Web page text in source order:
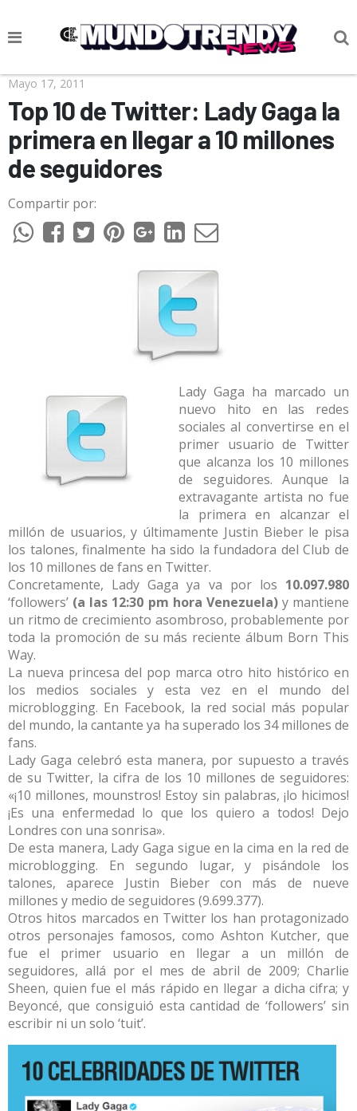
NOTICIAS
CULTURA POP
CIENCIA Y TECNOLOGÍA
VIDA
SOCIEDAD
CULTURIZANDO.COM
Mayo 17, 2011
Top 10 de Twitter: Lady Gaga la
primera en llegar a 10 millones
de seguidores
Compartir por:
Lady Gaga ha marcado un
nuevo hito en las redes
sociales al convertirse en el
primer usuario de Twitter
que alcanza los 10 millones
de seguidores. Aunque la
extravagante artista no fue
la primera en alcanzar el
millón de usuarios, y últimamente Justin Bieber le pisa
los talones, finalmente ha sido la fundadora del Club de
los 10 millones de fans en Twitter.
Concretamente, Lady Gaga ya va por los 10.097.980
‘followers’ (a las 12:30 pm hora Venezuela)y mantiene
un ritmo de crecimiento asombroso, probablemente por
toda la promoción de su más reciente álbum Born This
Way.
La nueva princesa del pop marca otro hito histórico en
los medios sociales y esta vez en el mundo del
microblogging. En Facebook, la red social más popular
del mundo, la cantante ya ha superado los 34 millones de
fans.
Lady Gaga celebró esta manera, por supuesto a través
de su Twitter, la cifra de los 10 millones de seguidores:
«¡10 millones, mounstros! Estoy sin palabras, ¡lo hicimos!
¡Es una enfermedad lo que los quiero a todos! Dejo
Londres con una sonrisa».
De esta manera, Lady Gaga sigue en la cima en la red de
microblogging. En segundo lugar, y pisándole los
talones, aparece Justin Bieber con más de nueve
millones y medio de seguidores (9.699.377).
Otros hitos marcados en Twitter los han protagonizado
otros personajes famosos, como Ashton Kutcher, que
fue el primer usuario en llegar a un millón de
seguidores, allá por el mes de abril de 2009; Charlie
Sheen, quien fue el más rápido en llegar a dicha cifra; y
Beyoncé, que consiguió esta cantidad de ‘followers’ sin
escribir ni un solo ‘tuit’.